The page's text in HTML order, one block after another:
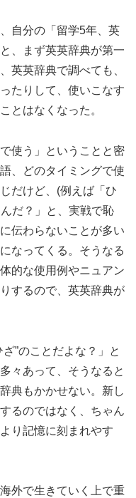
自分の「留学5年、英
、まず英英辞典が第一
英英辞典で調べても、
たりして、使いこなす
とはなくなった。
使う」ということと密
、どのタイミングで使
だけど、(例えば「ひ
んだ？」と、実戦で恥
伝わらないことが多い
なってくる。そうなる
的な使用例やニュアン
するので、英英辞典が
”のことだよな？」と
々あって、そうなると
典もかかせない。新し
るのではなく、ちゃん
り記憶に刻まれやす
外で生きていく上で重